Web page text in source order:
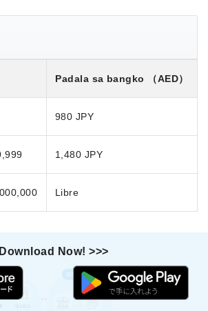
Padala sa bangko （AED）
980 JPY
1,480 JPY
Libre
Download Now! >>>